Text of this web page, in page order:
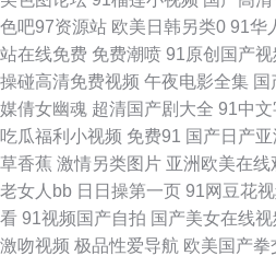
网址求推荐 91次元黄色观看 男人的天堂
理剧在线观看 五月天日日干 欧美变态另类
99 91vv视频 国产熟妇一区二区视频 日韩
夜剧场av 五月色婷婷网址 不卡av网站 天
妻中出 91熊貓 欧美亚洲成人福利 草莓视
色吧97资源站 欧美日韩另类0 91华
站在线免费 免费潮喷 91原创国产视
操碰高清免费视频 午夜电影全集 国
媒倩女幽魂 超清国产剧大全 91中
吃瓜福利小视频 免费91 国产日产
草香蕉 激情另类图片 亚洲欧美在线
老女人bb 日日操第一页 91网豆花
看 91视频国产自拍 国产美女在线视
激吻视频 极品性爱导航 欧美国产拳